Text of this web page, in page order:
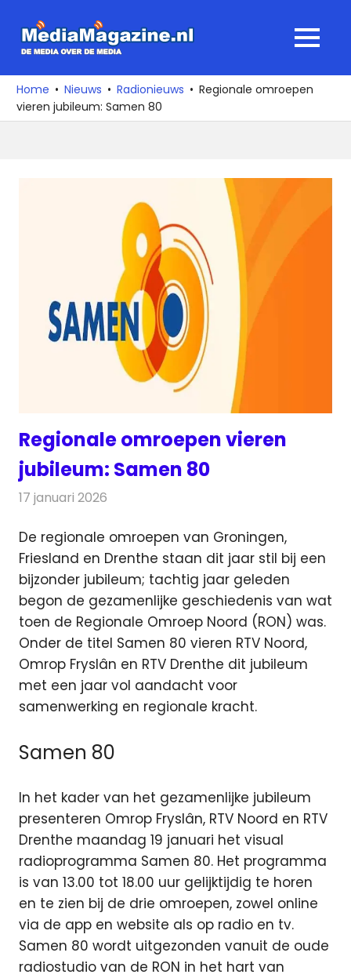
naar
media
over
de
MENU
Home Nieuws Radionieuws
Regionale omroepen
vieren jubileum: Samen 80
Regionale omroepen vieren
jubileum: Samen 80
17 januari 2026
De regionale omroepen van Groningen,
Friesland en Drenthe staan dit jaar stil bij een
bijzonder jubileum; tachtig jaar geleden
begon de gezamenlijke geschiedenis van wat
toen de Regionale Omroep Noord (RON) was.
Onder de titel Samen 80 vieren RTV Noord,
Omrop Fryslân en RTV Drenthe dit jubileum
met een jaar vol aandacht voor
samenwerking en regionale kracht.
Samen 80
In het kader van het gezamenlijke jubileum
presenteren Omrop Fryslân, RTV Noord en RTV
Drenthe maandag 19 januari het visual
radioprogramma Samen 80. Het programma
is van 13.00 tot 18.00 uur gelijktijdig te horen
en te zien bij de drie omroepen, zowel online
via de app en website als op radio en tv.
Samen 80 wordt uitgezonden vanuit de oude
radiostudio van de RON in het hart van